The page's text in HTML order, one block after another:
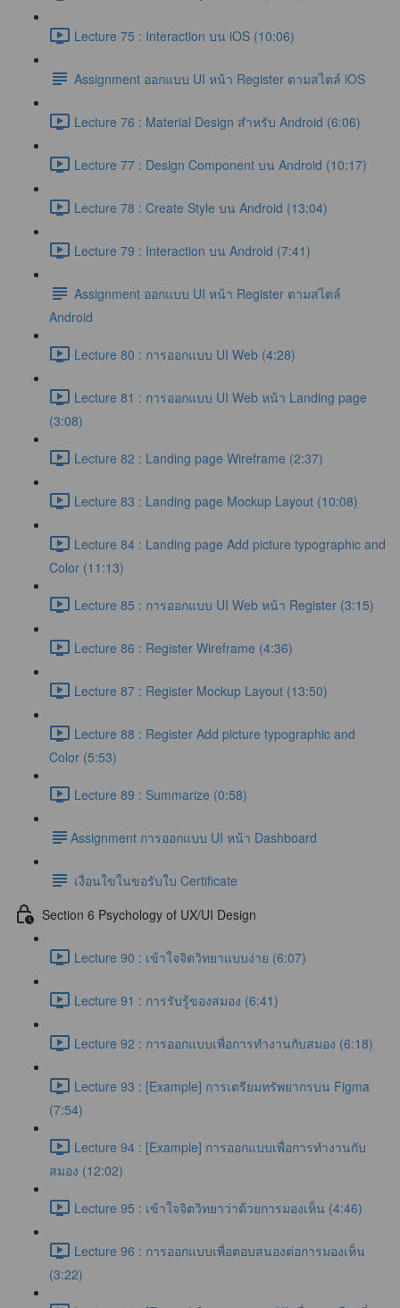
Lecture 75 : Interaction บน iOS (10:06)
Assignment ออกแบบ UI หน้า Register ตามสไตล์ iOS
Lecture 76 : Material Design สำหรับ Android (6:06)
Lecture 77 : Design Component บน Android (10:17)
Lecture 78 : Create Style บน Android (13:04)
Lecture 79 : Interaction บน Android (7:41)
Assignment ออกแบบ UI หน้า Register ตามสไตล์
Android
Lecture 80 : การออกแบบ UI Web (4:28)
Lecture 81 : การออกแบบ UI Web หน้า Landing page
(3:08)
Lecture 82 : Landing page Wireframe (2:37)
Lecture 83 : Landing page Mockup Layout (10:08)
Lecture 84 : Landing page Add picture typographic and
Color (11:13)
Lecture 85 : การออกแบบ UI Web หน้า Register (3:15)
Lecture 86 : Register Wireframe (4:36)
Lecture 87 : Register Mockup Layout (13:50)
Lecture 88 : Register Add picture typographic and
Color (5:53)
Lecture 89 : Summarize (0:58)
​Assignment การออกแบบ UI หน้า Dashboard
เงื่อนใขในขอรับใบ Certificate
Section 6 Psychology of UX/UI Design
Lecture 90 : เข้าใจจิตวิทยาแบบง่าย (6:07)
Lecture 91 : การรับรู้ของสมอง (6:41)
Lecture 92 : การออกแบบเพื่อการทำงานกับสมอง (6:18)
Lecture 93 : [Example] การเตรียมทรัพยากรบน Figma
(7:54)
Lecture 94 : [Example] การออกแบบเพื่อการทำงานกับ
สมอง (12:02)
Lecture 95 : เข้าใจจิตวิทยาว่าด้วยการมองเห็น (4:46)
Lecture 96 : การออกแบบเพื่อตอบสนองต่อการมองเห็น
(3:22)